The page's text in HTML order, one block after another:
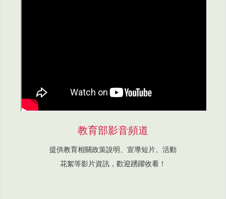
教育部影音頻道
提供教育相關政策說明、宣導短片、活動
花絮等影片資訊，歡迎踴躍收看！